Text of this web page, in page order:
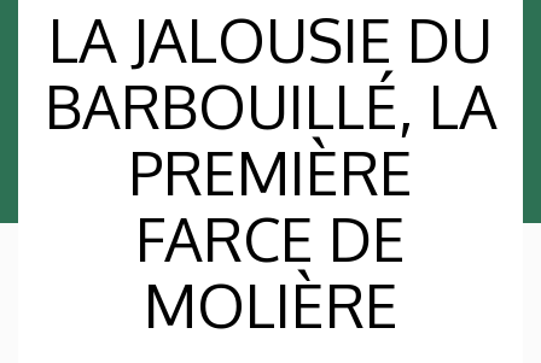
LA JALOUSIE DU
BARBOUILLÉ, LA
PREMIÈRE
FARCE DE
MOLIÈRE